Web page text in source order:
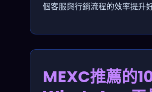
個客服與行銷流程的效率提升
MEXC推薦的